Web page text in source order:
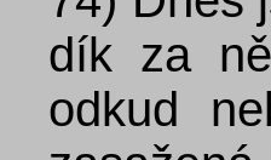
dík za
odkud